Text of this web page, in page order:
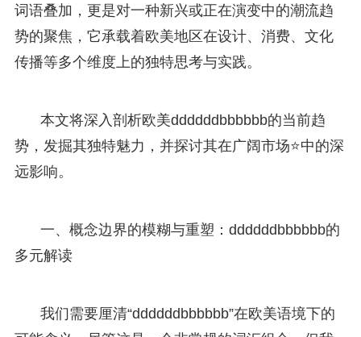
词语叠加，更是对一种新兴或正在演变中的潮流趋
势的聚焦，它承载着欧美地区在设计、消费、文化
传播等多个维度上的独特思考与实践。
本文将深入剖析欧美ddddddbbbbbb的当前趋
势，发掘其独特魅力，并探讨其在广阔市场⭐中的深
远影响。
一、概念边界的模糊与重塑：ddddddbbbbbb的
多元解读
我们需要厘清“ddddddbbbbbb”在欧美语境下的